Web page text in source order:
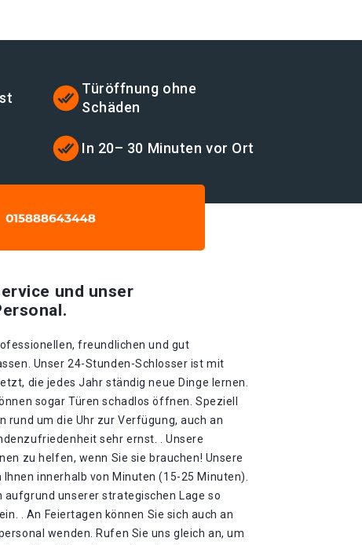
Türöffnung ohne
Schäden
In 20– 30 Minuten vor Ort
und unser
freundlichen und gut
Unser 24-Stunden-Schlosser ist mit
die jedes Jahr ständig neue Dinge lernen.
sogar Türen schadlos öffnen. Speziell
rund um die Uhr zur Verfügung, auch an
sehr ernst. . Unsere
zu helfen, wenn Sie sie brauchen! Unsere
innerhalb von Minuten (15-25 Minuten).
aufgrund unserer strategischen Lage so
. An Feiertagen können Sie sich auch an
wenden. Rufen Sie uns gleich an, um